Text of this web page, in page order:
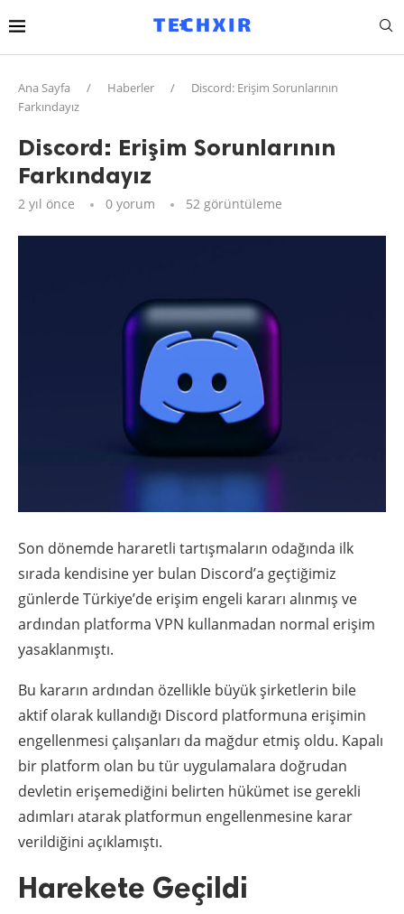
Ana Sayfa / Haberler /
Discord: Erişim Sorunlarının
Farkındayız
Discord: Erişim Sorunlarının
Farkındayız
2 yıl önce 0 yorum 52 görüntüleme
Son dönemde hararetli tartışmaların odağında ilk
sırada kendisine yer bulan Discord’a geçtiğimiz
günlerde Türkiye’de erişim engeli kararı alınmış ve
ardından platforma VPN kullanmadan normal erişim
yasaklanmıştı.
Bu kararın ardından özellikle büyük şirketlerin bile
aktif olarak kullandığı Discord platformuna erişimin
engellenmesi çalışanları da mağdur etmiş oldu. Kapalı
bir platform olan bu tür uygulamalara doğrudan
devletin erişemediğini belirten hükümet ise gerekli
adımları atarak platformun engellenmesine karar
verildiğini açıklamıştı.
Harekete Geçildi